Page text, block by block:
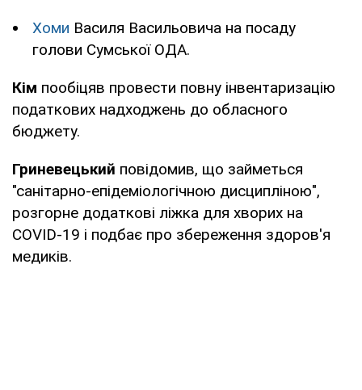
Хоми Василя Васильовича на посаду
голови Сумської ОДА.
Кім пообіцяв провести повну інвентаризацію
податкових надходжень до обласного
бюджету.
Гриневецький повідомив, що займеться
"санітарно-епідеміологічною дисципліною",
розгорне додаткові ліжка для хворих на
COVID-19 і подбає про збереження здоров'я
медиків.